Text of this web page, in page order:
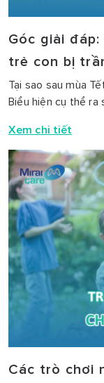
Góc giải
trẻ con bị
Tại sao sau mùa
Biểu hiện cụ thể ra
Xem chi tiết
Các trò chơi